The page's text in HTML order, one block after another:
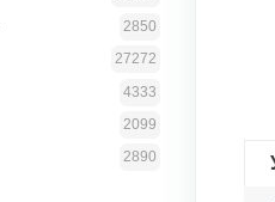
2850
27272
4333
2099
2890